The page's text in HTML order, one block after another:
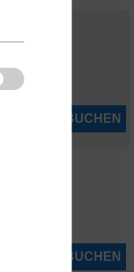
JETZT BUCHEN
JETZT BUCHEN